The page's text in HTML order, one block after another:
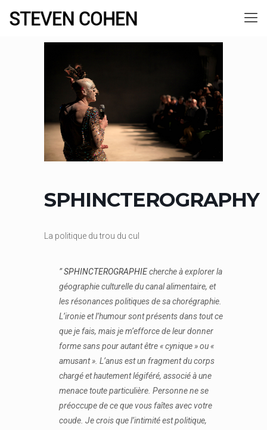
SPHINCTEROGRAPHY
La politique du trou du cul
”SPHINCTEROGRAPHIEcherche à explorer la
géographie culturelle du canal alimentaire, et
les résonances politiques de sa chorégraphie.
L’ironie et l’humour sont présents dans tout ce
que je fais, mais je m’efforce de leur donner
forme sans pour autant être « cynique » ou «
amusant ». L’anus est un fragment du corps
chargé et hautement légiféré, associé à une
menace toute particulière. Personne ne se
préoccupe de ce que vous faîtes avec votre
coude. Je crois que l’intimité est politique,